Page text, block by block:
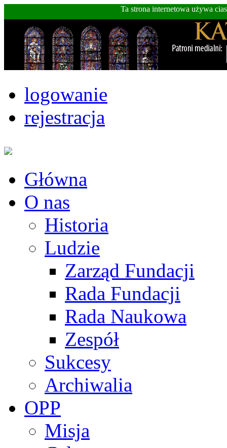
Ta strona internetowa używa
logowanie
rejestracja
Główna
O nas
Historia
Ludzie
Zarząd Fundacji
Rada Fundacji
Rada Naukowa
Zespół
Sukcesy
Archiwalia
OPP
Misja